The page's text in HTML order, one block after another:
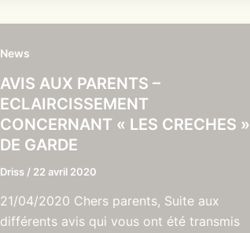
News
AVIS AUX PARENTS –
ECLAIRCISSEMENT
CONCERNANT « LES CRECHES »
DE GARDE
Driss / 22 avril 2020
21/04/2020 Chers parents, Suite aux
différents avis qui vous ont été transmis